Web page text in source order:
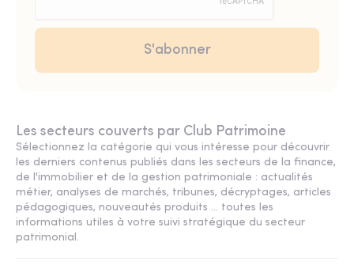
Les secteurs couverts par Club Patrimoine
Sélectionnez la catégorie qui vous intéresse pour découvrir
les derniers contenus publiés dans les secteurs de la finance,
de l'immobilier et de la gestion patrimoniale : actualités
métier, analyses de marchés, tribunes, décryptages, articles
pédagogiques, nouveautés produits ... toutes les
informations utiles à votre suivi stratégique du secteur
patrimonial.